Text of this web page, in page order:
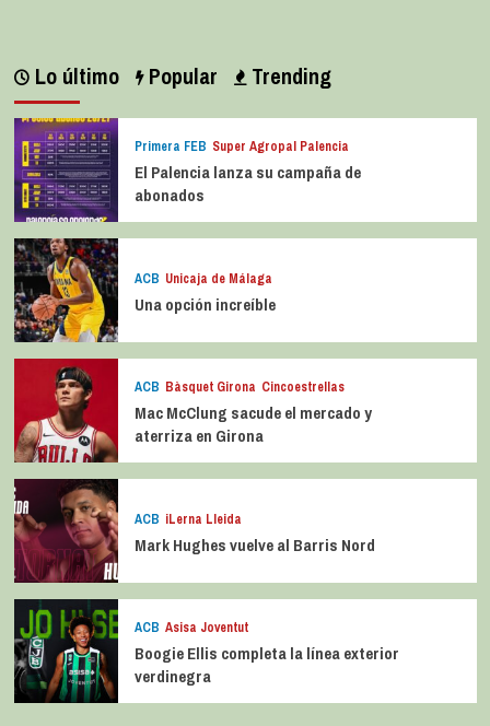
Lo último Popular Trending
Primera FEB Super Agropal Palencia
El Palencia lanza su campaña de
abonados
ACB Unicaja de Málaga
Una opción increíble
ACB Bàsquet Girona Cincoestrellas
Mac McClung sacude el mercado y
aterriza en Girona
ACB iLerna Lleida
Mark Hughes vuelve al Barris Nord
ACB Asisa Joventut
Boogie Ellis completa la línea exterior
verdinegra